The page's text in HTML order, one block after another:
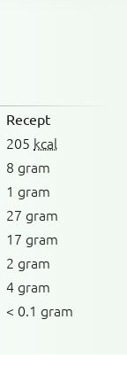
Recept
205 kcal
8 gram
1 gram
27 gram
17 gram
2 gram
4 gram
< 0.1 gram